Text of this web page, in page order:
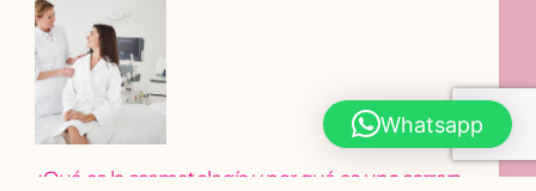
¿Qué es la cosmetología y por qué es una carrera
Whatsapp